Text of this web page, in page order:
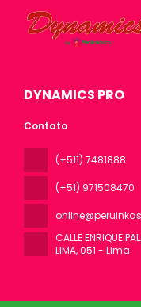
DYNAMICS PRO
Contato
(+511) 7481888
(+51) 971508470
CALLE ENRIQUE
LIMA, 051 - Lima